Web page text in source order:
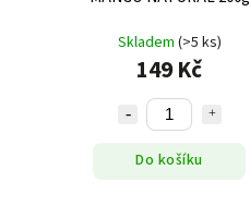
Skladem (>5 ks)
149 Kč
Do košíku